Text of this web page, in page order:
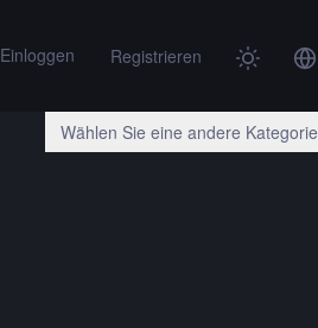
Einloggen Registrieren
Wählen Sie eine andere Kategorie